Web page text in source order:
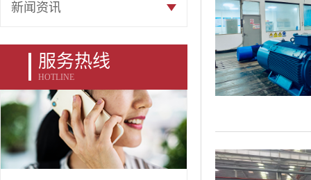
新闻资讯
服务热线
HOTLINE